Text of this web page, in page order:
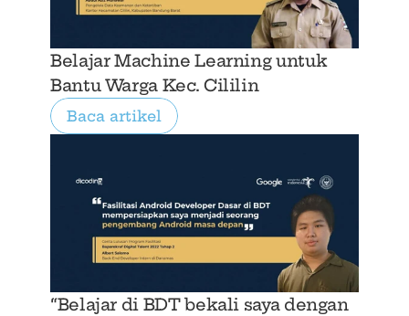
Belajar Machine Learning untuk
Bantu Warga Kec. Cililin
Baca artikel
“Belajar di BDT bekali saya dengan